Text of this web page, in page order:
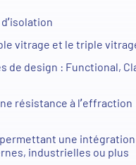
vitrage et le triple
de design : Functional,
résistance à l’effraction
une intégration
industrielles ou plus